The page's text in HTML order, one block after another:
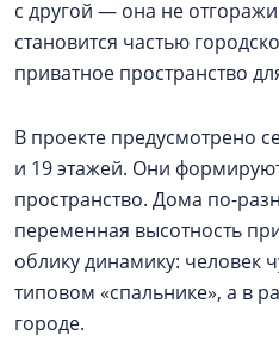
с другой — она не
становится частью
приватное пространство
В проекте предусмотрено
и 19 этажей. Они
пространство. Дома по-
переменная высотность
облику динамику: человек
типовом «спальнике», а в
городе.